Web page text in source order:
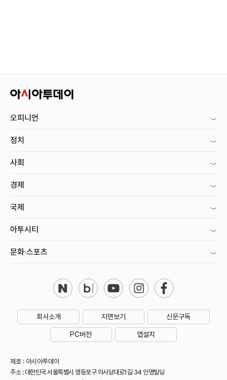
오피니언
정치
사회
경제
국제
아투시티
문화·스포츠
회사소개 지면보기 신문구독
PC버전 앱설치
제호 : 아시아투데이
주소 : 대한민국 서울특별시 영등포구 의사당대로1길 34 인영빌딩